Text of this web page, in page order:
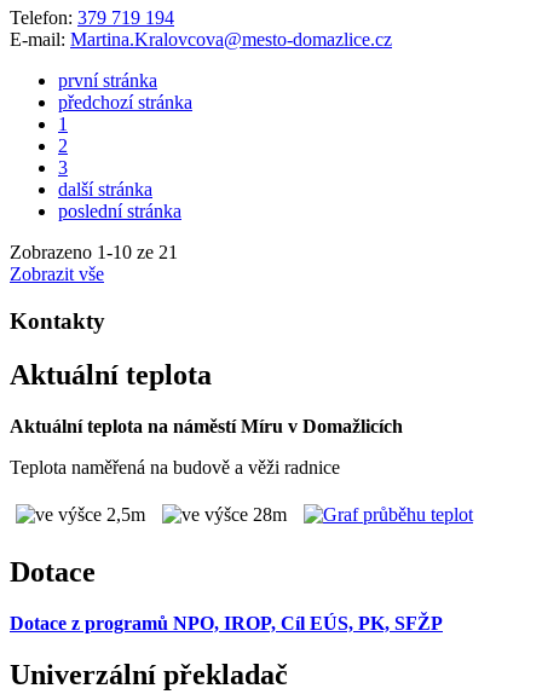
Telefon: 379 719 194
E-mail: Martina.Kralovcova@mesto-domazlice.cz
první stránka
předchozí stránka
1
2
3
další stránka
poslední stránka
Zobrazeno 1-10 ze 21
Zobrazit vše
Kontakty
Aktuální teplota
Aktuální teplota na náměstí Míru v Domažlicích
Teplota naměřená na budově a věži radnice
Dotace
Dotace z programů NPO, IROP, Cíl EÚS, PK, SFŽP
Univerzální překladač